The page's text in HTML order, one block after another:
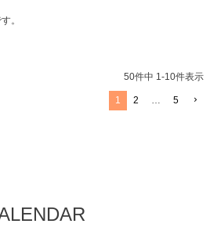
。
50件中 1-10件表示
1 2 … 5